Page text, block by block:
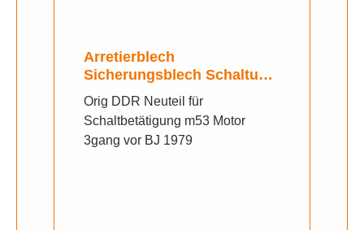
Arretierblech
Sicherungsblech Schaltung
Simson S50 KR51/1 SR4-2
SR4-3 SR4-4 DUO
Orig DDR Neuteil für
Schaltbetätigung m53 Motor
3gang vor BJ 1979